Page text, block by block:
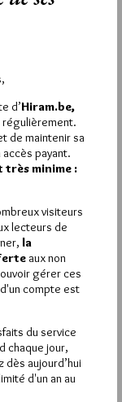
5)ce jour. Tu
bien entendu : le
à son
n’a
même
sur le pavé
d’Hiram.be,
régulièrement.
de maintenir sa
payant.
très minime :
visiteurs
lecteurs de
la
aux non
gérer ces
compte est
du service
chaque jour,
aujourd’hui
d'un an au